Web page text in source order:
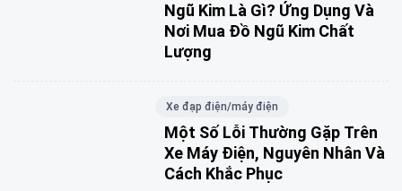
Ngũ Kim Là Gì? Ứng Dụng Và
Nơi Mua Đồ Ngũ Kim Chất
Lượng
Xe đạp điện/máy điện
Một Số Lỗi Thường Gặp Trên
Xe Máy Điện, Nguyên Nhân Và
Cách Khắc Phục